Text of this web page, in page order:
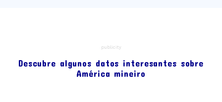
publicity
Descubre algunos datos interesantes sobre
América mineiro